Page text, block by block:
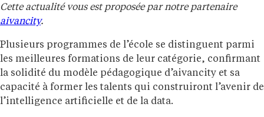
Cette actualité vous est proposée par notre partenaire
aivancity.
Plusieurs programmes de l’école se distinguent parmi
les meilleures formations de leur catégorie, confirmant
la solidité du modèle pédagogique d’aivancity et sa
capacité à former les talents qui construiront l’avenir de
l’intelligence artificielle et de la data.